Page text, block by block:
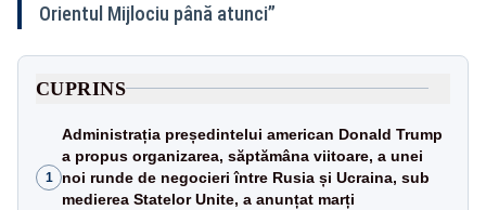
Orientul Mijlociu până atunci”
CUPRINS
1
Administrația președintelui american Donald Trump
a propus organizarea, săptămâna viitoare, a unei
noi runde de negocieri între Rusia și Ucraina, sub
medierea Statelor Unite, a anunțat marți